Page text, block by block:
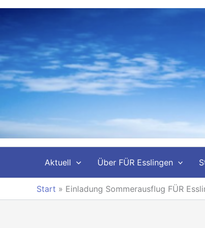
Zum
Aktuell Über FÜR Esslingen
Start » Einladung Sommerausflug FÜR